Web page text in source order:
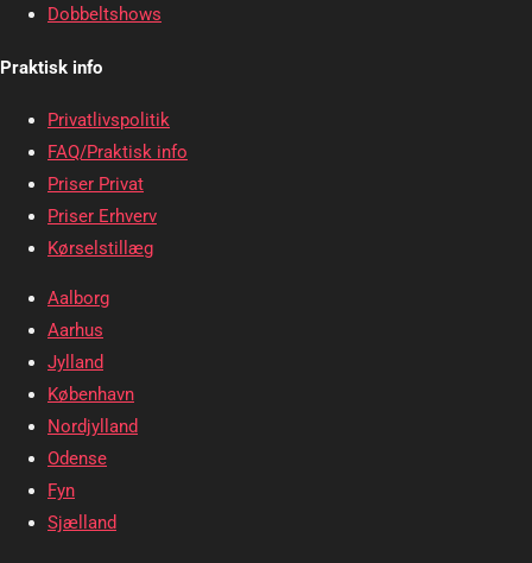
Dobbeltshows
Praktisk info
Privatlivspolitik
FAQ/Praktisk info
Priser Privat
Priser Erhverv
Kørselstillæg
Aalborg
Aarhus
Jylland
København
Nordjylland
Odense
Fyn
Sjælland